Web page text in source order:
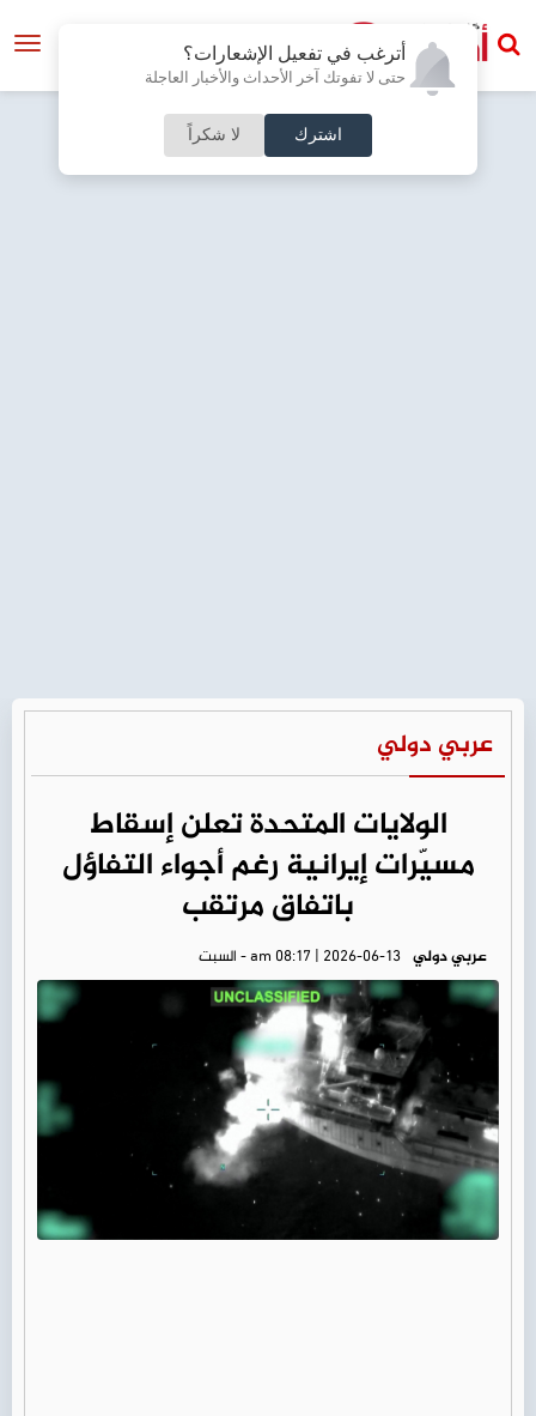
أترغب في تفعيل الإشعارات؟
حتى لا تفوتك آخر الأحداث والأخبار العاجلة
اشترك لا شكراً
عربي دولي
الولايات المتحدة تعلن إسقاط
مسيّرات إيرانية رغم أجواء التفاؤل
باتفاق مرتقب
عربي دولي am 08:17 | 2026-06-13 - السبت